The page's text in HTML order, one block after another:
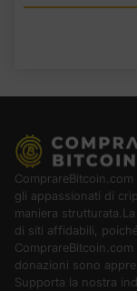
gli appassionati di
maniera
di siti affidabili,
donazioni sono
Supporta la nostra